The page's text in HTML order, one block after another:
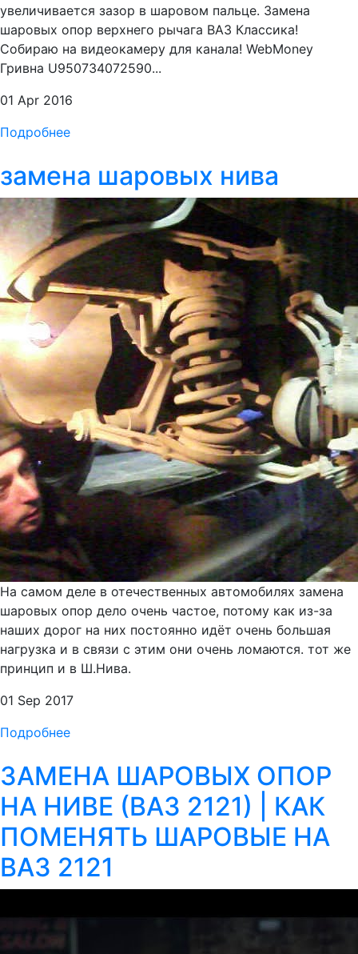
увеличивается зазор в шаровом пальце. Замена
шаровых опор верхнего рычага ВАЗ Классика!
Собираю на видеокамеру для канала! WebMoney
Гривна U950734072590...
01 Apr 2016
Подробнее
замена шаровых нива
На самом деле в отечественных автомобилях замена
шаровых опор дело очень частое, потому как из-за
наших дорог на них постоянно идёт очень большая
нагрузка и в связи с этим они очень ломаются. тот же
принцип и в Ш.Нива.
01 Sep 2017
Подробнее
ЗАМЕНА ШАРОВЫХ ОПОР
НА НИВЕ (ВАЗ 2121) | КАК
ПОМЕНЯТЬ ШАРОВЫЕ НА
ВАЗ 2121